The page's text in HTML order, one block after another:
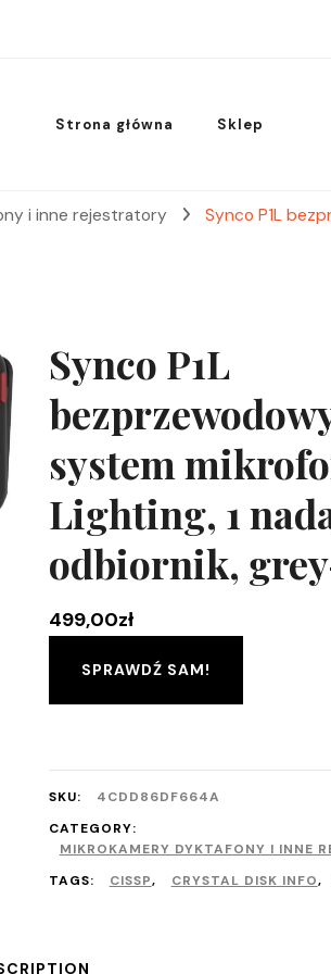
Strona główna Sklep
i inne rejestratory Synco P1L
Synco P1L
system
Lighting, 1
odbiornik,
499,00zł
SPRAWDŹ SAM!
SKU:
4CDD86DF664A
CATEGORY:
MIKROKAMERY DYKTAFONY I INNE
TAGS:
CISSP, CRYSTAL DISK INFO,